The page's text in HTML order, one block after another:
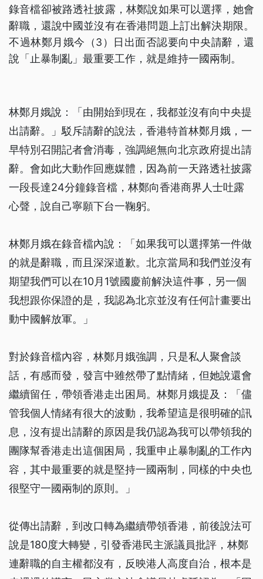
錄音檔卻被路透社披露，林鄭說如果可以選擇，她會
辭職，還說中國並沒有在香港問題上訂出解決期限。
不過林鄭月娥今（3）日出面否認要向中央請辭，還
說「止暴制亂」最重要工作，就是維持一國兩制。
林鄭月娥說：「由開始到現在，我都並沒有向中央提
出請辭。」駁斥請辭的說法，香港特首林鄭月娥，一
早特別召開記者會消毒，強調絕無向北京政府提出請
辭。會如此大動作回應媒體，因為前一天路透社披露
一段長達24分鐘錄音檔，林鄭向香港商界人士吐露
心聲，說自己寧願下台一鞠躬。
林鄭月娥在錄音檔內說：「如果我可以選擇第一件做
的就是辭職，而且深深道歉。北京當局和我們並沒有
期望我們可以在10月1號國慶前解決這件事，另一個
我想跟你保證的是，我認為北京並沒有任何計畫要出
動中國解放軍。」
對於錄音檔內容，林鄭月娥強調，只是私人聚會談
話，有感而發，發言中雖然帶了點情緒，但她說還會
繼續留任，帶領香港走出困局。林鄭月娥提及：「儘
管我個人情緒有很大的波動，我希望這是很明確的訊
息，沒有提出請辭的原因是我仍認為我可以帶領我的
團隊幫香港走出這個困局，我重申止暴制亂的工作內
容，其中最重要的就是堅持一國兩制，同樣的中央也
很堅守一國兩制的原則。」
從傳出請辭，到改口轉為繼續帶領香港，前後說法可
說是180度大轉變，引發香港民主派議員批評，林鄭
連辭職的自主權都沒有，反映港人高度自治，根本是